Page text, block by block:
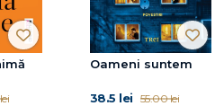
Oameni suntem
38.5 lei 55.00 lei